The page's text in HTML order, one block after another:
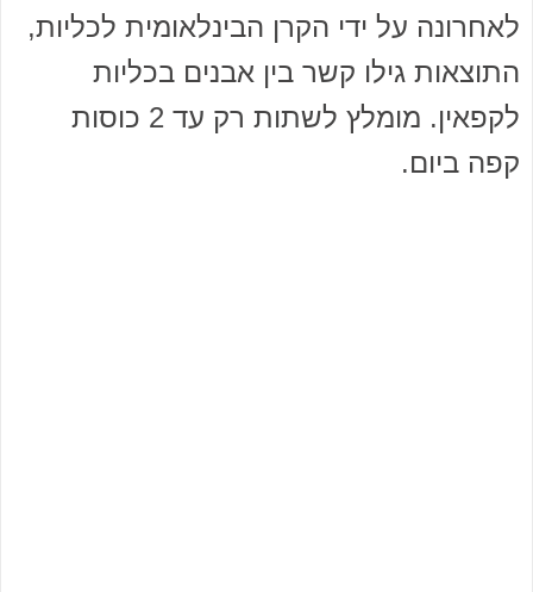
לאחרונה על ידי הקרן הבינלאומית לכליות,
התוצאות גילו קשר בין אבנים בכליות
לקפאין. מומלץ לשתות רק עד 2 כוסות
קפה ביום.